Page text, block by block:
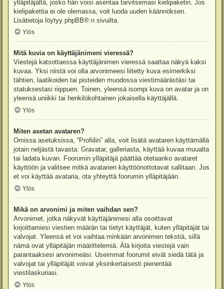
ylläpitäjältä, josko hän voisi asentaa tarvitsemasi kielipaketin. Jos
kielipakettia ei ole olemassa, voit luoda uuden käännöksen.
Lisätietoja löytyy phpBB®:n sivuilta.
Ylös
Mitä kuvia on käyttäjänimeni vieressä?
Viestejä katsottaessa käyttäjänimen vieressä saattaa näkyä kaksi
kuvaa. Yksi niistä voi olla arvonimeesi liitetty kuva esimerkiksi
tähtien, laatikoiden tai pisteiden muodossa viestimäärästäsi tai
statuksestasi riippuen. Toinen, yleensä isompi kuva on avatar ja on
yleensä uniikki tai henkilökohtainen jokaisella käyttäjällä.
Ylös
Miten asetan avataren?
Omissa asetuksissa, “Profiilin” alla, voit lisätä avataren käyttämällä
jotain neljästä tavasta: Gravatar, galleriasta, käyttää kuvaa muualta
tai ladata kuvan. Foorumin ylläpitäjä päättää otetaanko avataret
käyttöön ja valitsee mitkä avatarien käyttöönottotavat sallitaan. Jos
et voi käyttää avataria, ota yhteyttä foorumin ylläpitäjään.
Ylös
Mikä on arvonimi ja miten vaihdan sen?
Arvonimet, jotka näkyvät käyttäjänimesi alla osoittavat
kirjoittamiesi viestien määrän tai tietyt käyttäjät, kuten ylläpitäjät tai
valvojat. Yleensä et voi vaihtaa minkään arvonimen tekstiä, sillä
nämä ovat ylläpitäjän määrittelemiä. Älä kirjoita viestejä vain
parantaaksesi arvonimeäsi. Useimmat foorumit eivät siedä tätä ja
valvojat tai ylläpitäjät voivat yksinkertaisesti pienentää
viestilaskuriasi.
Ylös